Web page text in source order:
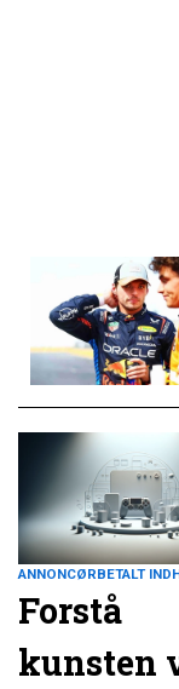
ANNONCØRBETALT
Forstå
kunsten